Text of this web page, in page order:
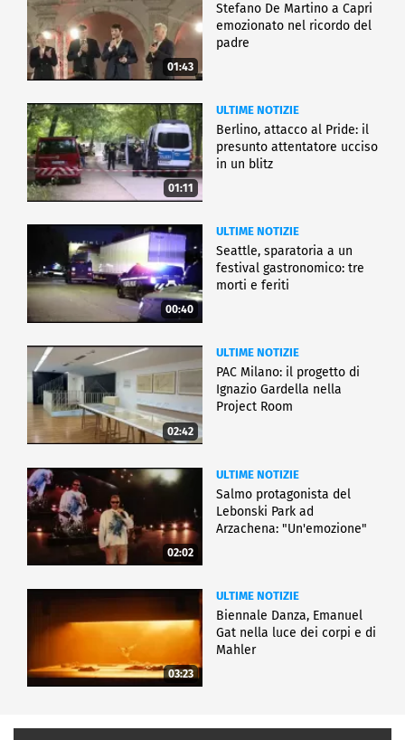
01:43
Stefano De Martino a Capri
emozionato nel ricordo del
padre
01:11
ULTIME NOTIZIE
Berlino, attacco al Pride: il
presunto attentatore ucciso
in un blitz
00:40
ULTIME NOTIZIE
Seattle, sparatoria a un
festival gastronomico: tre
morti e feriti
02:42
ULTIME NOTIZIE
PAC Milano: il progetto di
Ignazio Gardella nella
Project Room
02:02
ULTIME NOTIZIE
Salmo protagonista del
Lebonski Park ad
Arzachena: "Un'emozione"
03:23
ULTIME NOTIZIE
Biennale Danza, Emanuel
Gat nella luce dei corpi e di
Mahler